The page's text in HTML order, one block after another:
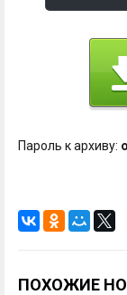
Пароль к архиву:
ПОХОЖИЕ